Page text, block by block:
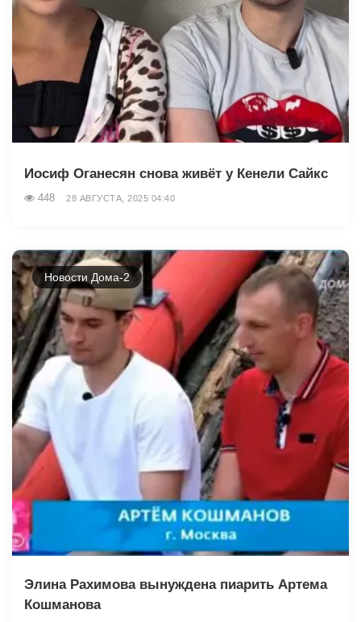
Иосиф Оганесян снова живёт у Кенели Сайкс
448 28 АВГУСТА, 2025 04:40
Новости Дома-2
Элина Рахимова вынуждена пиарить Артема
Кошманова